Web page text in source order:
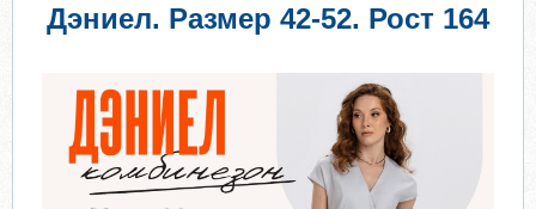
Дэниел. Размер 42-52. Рост 164